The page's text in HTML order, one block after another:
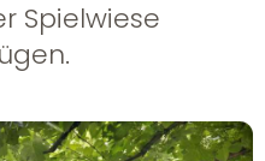
Spielwiese